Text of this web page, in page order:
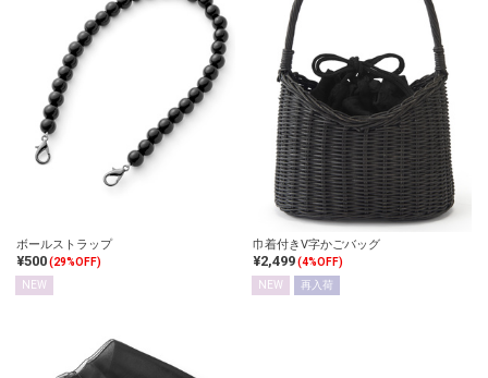
ボールストラップ
¥500(29%OFF)
NEW
巾着付きV字かごバッグ
¥2,499(4%OFF)
NEW
再入荷